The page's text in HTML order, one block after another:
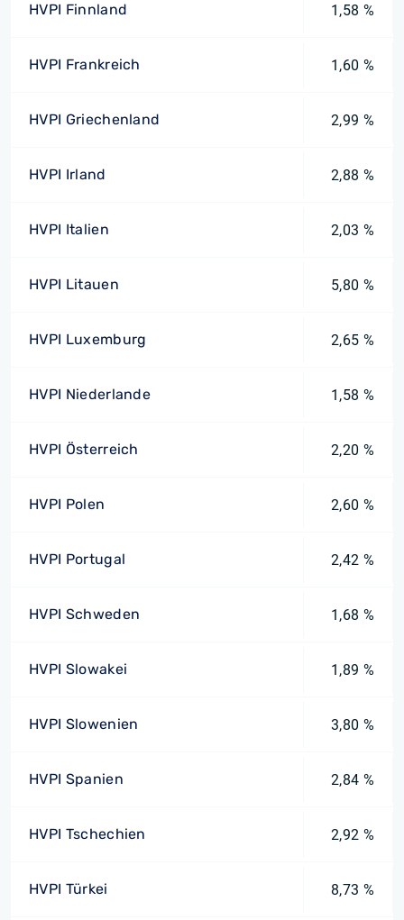
HVPI Finnland 1,58 %
HVPI Frankreich 1,60 %
HVPI Griechenland 2,99 %
HVPI Irland 2,88 %
HVPI Italien 2,03 %
HVPI Litauen 5,80 %
HVPI Luxemburg 2,65 %
HVPI Niederlande 1,58 %
HVPI Österreich 2,20 %
HVPI Polen 2,60 %
HVPI Portugal 2,42 %
HVPI Schweden 1,68 %
HVPI Slowakei 1,89 %
HVPI Slowenien 3,80 %
HVPI Spanien 2,84 %
HVPI Tschechien 2,92 %
HVPI Türkei 8,73 %